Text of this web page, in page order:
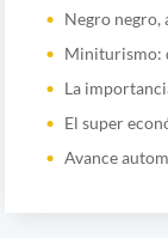
Negro negro,
Miniturismo:
La
El super
Avance